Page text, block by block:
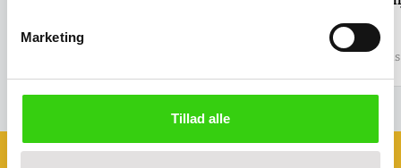
Marketing
Tillad alle
Salgspris
341,00 kr Salgspris
137,00 kr
inkl. moms
Book et møde med os